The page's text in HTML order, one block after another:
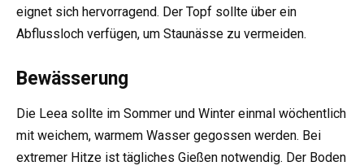
eignet sich hervorragend. Der Topf sollte über ein
Abflussloch verfügen, um Staunässe zu vermeiden.
Bewässerung
Die Leea sollte im Sommer und Winter einmal wöchentlich
mit weichem, warmem Wasser gegossen werden. Bei
extremer Hitze ist tägliches Gießen notwendig. Der Boden